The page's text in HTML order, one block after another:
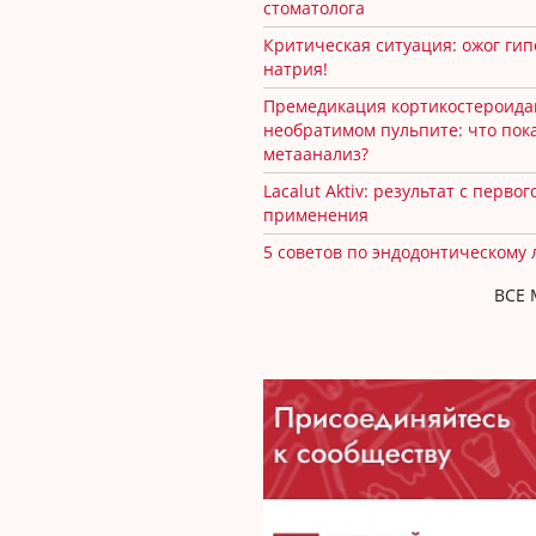
стоматолога
Критическая ситуация: ожог
натрия!
Премедикация
необратимом пульпите: что
метаанализ?
Lacalut Aktiv: результат с
применения
5 советов по
ВСЕ